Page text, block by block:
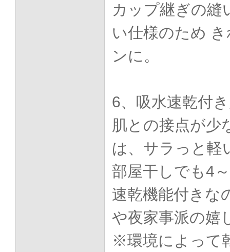
カップ継ぎの縫
い仕様のため
ンに。
6、吸水速乾付
肌との接点が少
は、サラっと軽
部屋干しでも4
速乾機能付きな
や夜家事派の嬉
※環境によって